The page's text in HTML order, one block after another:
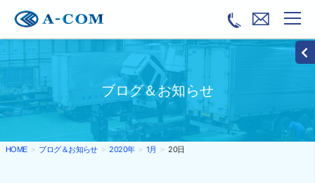
ブログ＆お知らせ
HOME ブログ＆お知らせ 2020年 1月 20日